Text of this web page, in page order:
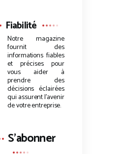
Fiabilité
Notre magazine
fournit des
informations fiables
et précises pour
vous aider à
prendre des
décisions éclairées
qui assurent l’avenir
de votre entreprise.
S'abonner